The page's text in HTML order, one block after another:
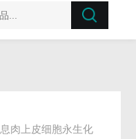
试剂盒不含内参
息肉上皮细胞永生化